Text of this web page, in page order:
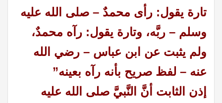
تارة يقول: رأى محمدٌ – صلى الله عليه
وسلم – ربَّه، وتارة يقول: رآه محمدٌ،
ولم يثبت عن ابن عباس – رضي الله
عنه – لفظ صريح بأنه رآه بعينه”
إذن الثابت أنَّ النَّبيَّ صلى الله عليه